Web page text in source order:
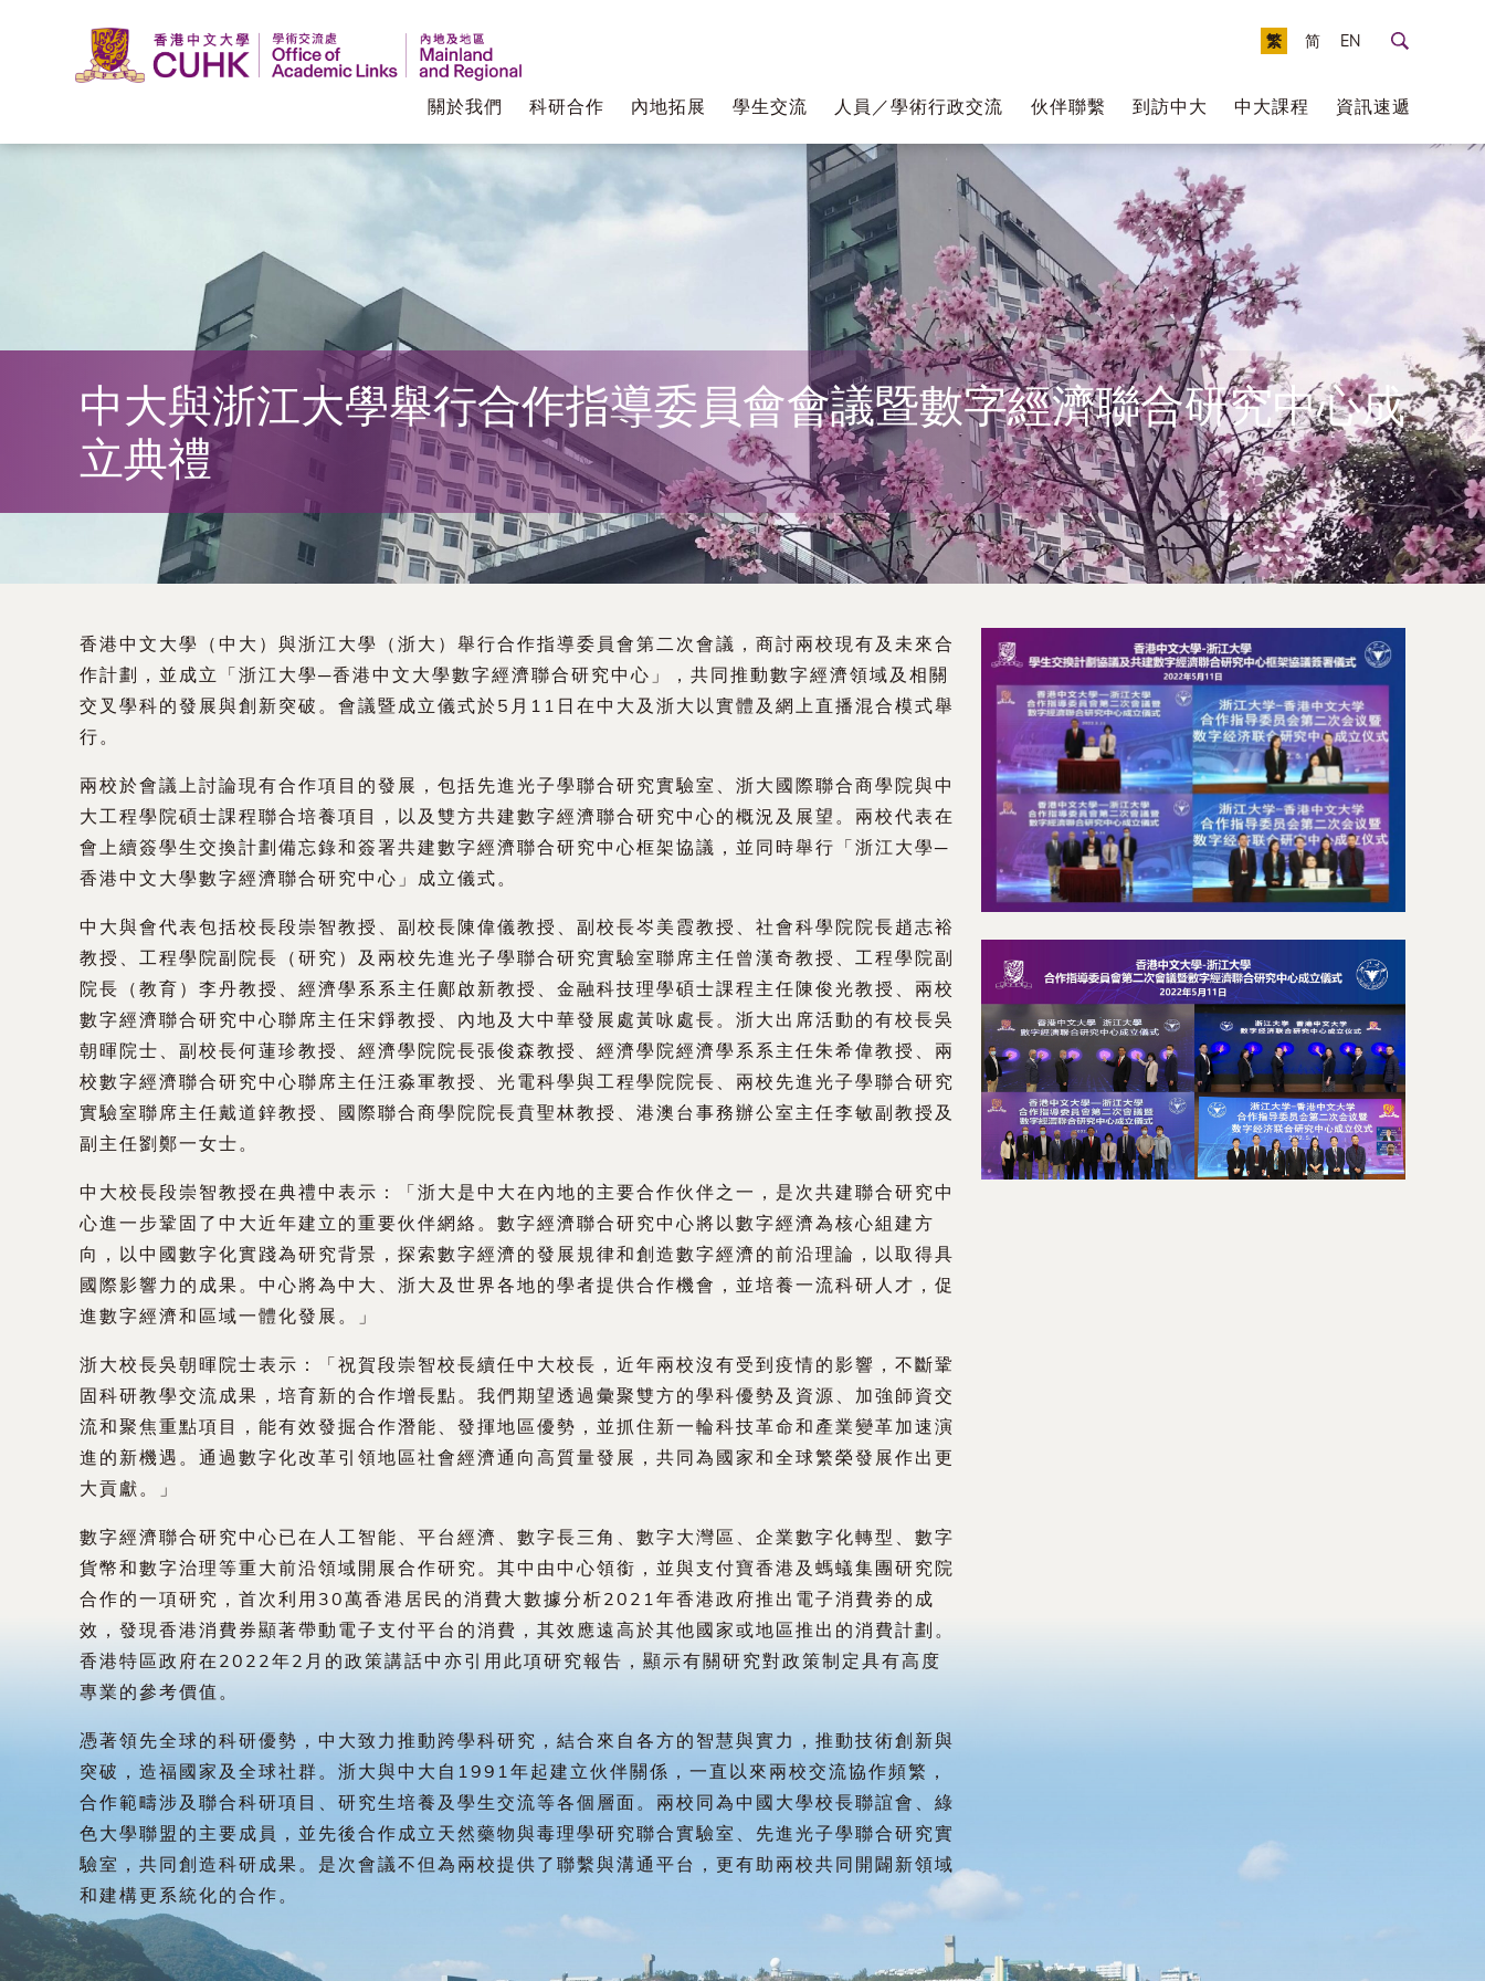
EN
繁 简
關於我們 科研合作 內地拓展 學生交流 人員／學術行政交流 伙伴聯繫 到訪中大 中大課程 資訊速遞
香
大
術
交
（內
區）
中大與浙江大學舉行合作指導委員會會議暨數字經濟聯合研究中心成
立典禮
香港中文大學（中大）與浙江大學（浙大）舉行合作指導委員會第二次會議，商討兩校現有及未來合
作計劃，並成立「浙江大學─香港中文大學數字經濟聯合研究中心」，共同推動數字經濟領域及相關
交叉學科的發展與創新突破。會議暨成立儀式於5月11日在中大及浙大以實體及網上直播混合模式舉
行。
兩校於會議上討論現有合作項目的發展，包括先進光子學聯合研究實驗室、浙大國際聯合商學院與中
大工程學院碩士課程聯合培養項目，以及雙方共建數字經濟聯合研究中心的概況及展望。兩校代表在
會上續簽學生交換計劃備忘錄和簽署共建數字經濟聯合研究中心框架協議，並同時舉行「浙江大學─
香港中文大學數字經濟聯合研究中心」成立儀式。
中大與會代表包括校長段崇智教授、副校長陳偉儀教授、副校長岑美霞教授、社會科學院院長趙志裕
教授、工程學院副院長（研究）及兩校先進光子學聯合研究實驗室聯席主任曾漢奇教授、工程學院副
院長（教育）李丹教授、經濟學系系主任鄺啟新教授、金融科技理學碩士課程主任陳俊光教授、兩校
數字經濟聯合研究中心聯席主任宋錚教授、內地及大中華發展處黃咏處長。浙大出席活動的有校長吳
朝暉院士、副校長何蓮珍教授、經濟學院院長張俊森教授、經濟學院經濟學系系主任朱希偉教授、兩
校數字經濟聯合研究中心聯席主任汪淼軍教授、光電科學與工程學院院長、兩校先進光子學聯合研究
實驗室聯席主任戴道鋅教授、國際聯合商學院院長賁聖林教授、港澳台事務辦公室主任李敏副教授及
副主任劉鄭一女士。
中大校長段崇智教授在典禮中表示：「浙大是中大在內地的主要合作伙伴之一，是次共建聯合研究中
心進一步鞏固了中大近年建立的重要伙伴網絡。數字經濟聯合研究中心將以數字經濟為核心組建方
向，以中國數字化實踐為研究背景，探索數字經濟的發展規律和創造數字經濟的前沿理論，以取得具
國際影響力的成果。中心將為中大、浙大及世界各地的學者提供合作機會，並培養一流科研人才，促
進數字經濟和區域一體化發展。」
浙大校長吳朝暉院士表示：「祝賀段崇智校長續任中大校長，近年兩校沒有受到疫情的影響，不斷鞏
固科研教學交流成果，培育新的合作增長點。我們期望透過彙聚雙方的學科優勢及資源、加強師資交
流和聚焦重點項目，能有效發掘合作潛能、發揮地區優勢，並抓住新一輪科技革命和產業變革加速演
進的新機遇。通過數字化改革引領地區社會經濟通向高質量發展，共同為國家和全球繁榮發展作出更
大貢獻。」
數字經濟聯合研究中心已在人工智能、平台經濟、數字長三角、數字大灣區、企業數字化轉型、數字
貨幣和數字治理等重大前沿領域開展合作研究。其中由中心領銜，並與支付寶香港及螞蟻集團研究院
合作的一項研究，首次利用30萬香港居民的消費大數據分析2021年香港政府推出電子消費劵的成
效，發現香港消費券顯著帶動電子支付平台的消費，其效應遠高於其他國家或地區推出的消費計劃。
香港特區政府在2022年2月的政策講話中亦引用此項研究報告，顯示有關研究對政策制定具有高度
專業的參考價值。
憑著領先全球的科研優勢，中大致力推動跨學科研究，結合來自各方的智慧與實力，推動技術創新與
突破，造福國家及全球社群。浙大與中大自1991年起建立伙伴關係，一直以來兩校交流協作頻繁，
合作範疇涉及聯合科研項目、研究生培養及學生交流等各個層面。兩校同為中國大學校長聯誼會、綠
色大學聯盟的主要成員，並先後合作成立天然藥物與毒理學研究聯合實驗室、先進光子學聯合研究實
驗室，共同創造科研成果。是次會議不但為兩校提供了聯繫與溝通平台，更有助兩校共同開闢新領域
和建構更系統化的合作。